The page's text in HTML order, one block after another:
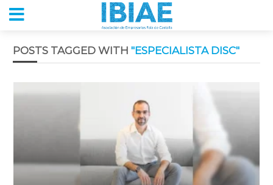
POSTS TAGGED WITH "ESPECIALISTA DISC"